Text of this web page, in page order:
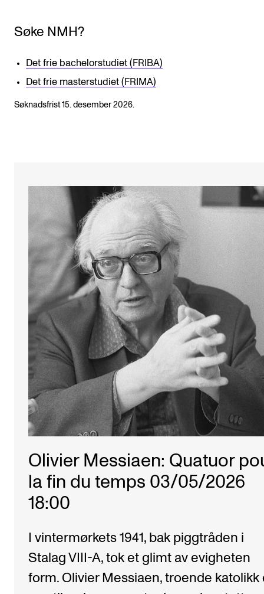
Søke NMH?
Det frie bachelorstudiet (FRIBA)
Det frie masterstudiet (FRIMA)
Søknadsfrist 15. desember 2026.
Olivier Messiaen: Quatuor
la fin du temps 03/05/2026
18:00
I vintermørkets 1941, bak piggtråden i
Stalag VIII-A, tok et glimt av evigheten
form. Olivier Messiaen, troende katolikk